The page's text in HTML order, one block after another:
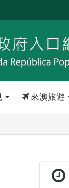
來澳旅遊